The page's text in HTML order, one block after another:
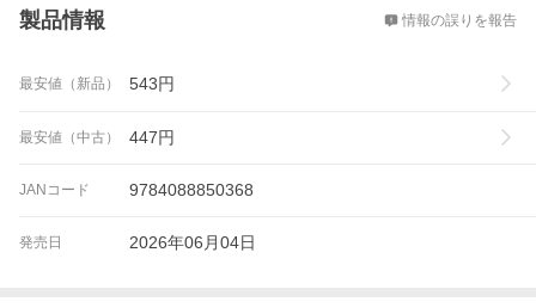
製品情報 情報の誤りを報告
最安値（新品） 543円
最安値（中古） 447円
JANコード 9784088850368
発売日 2026年06月04日